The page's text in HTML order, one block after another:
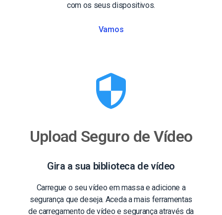
com os seus dispositivos.
Vamos
Upload Seguro de Vídeo
Gira a sua biblioteca de vídeo
Carregue o seu vídeo em massa e adicione a
segurança que deseja. Aceda a mais ferramentas
de carregamento de vídeo e segurança através da